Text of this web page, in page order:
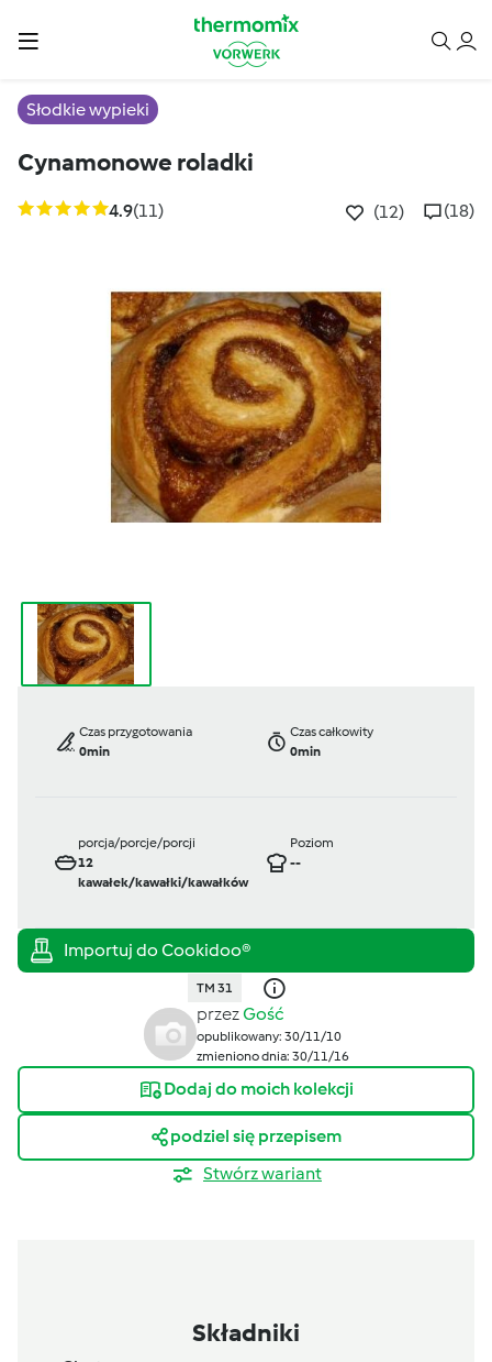
Słodkie wypieki
Cynamonowe roladki
4.9(11) (12) (18)
Czas przygotowania
0min
Czas całkowity
0min
porcja/porcje/porcji
12
kawałek/kawałki/kawałków
Poziom
--
TM 31
przezGość
opublikowany: 30/11/10
zmieniono dnia: 30/11/16
Dodaj do moich kolekcji
podziel się przepisem
Stwórz wariant
Składniki